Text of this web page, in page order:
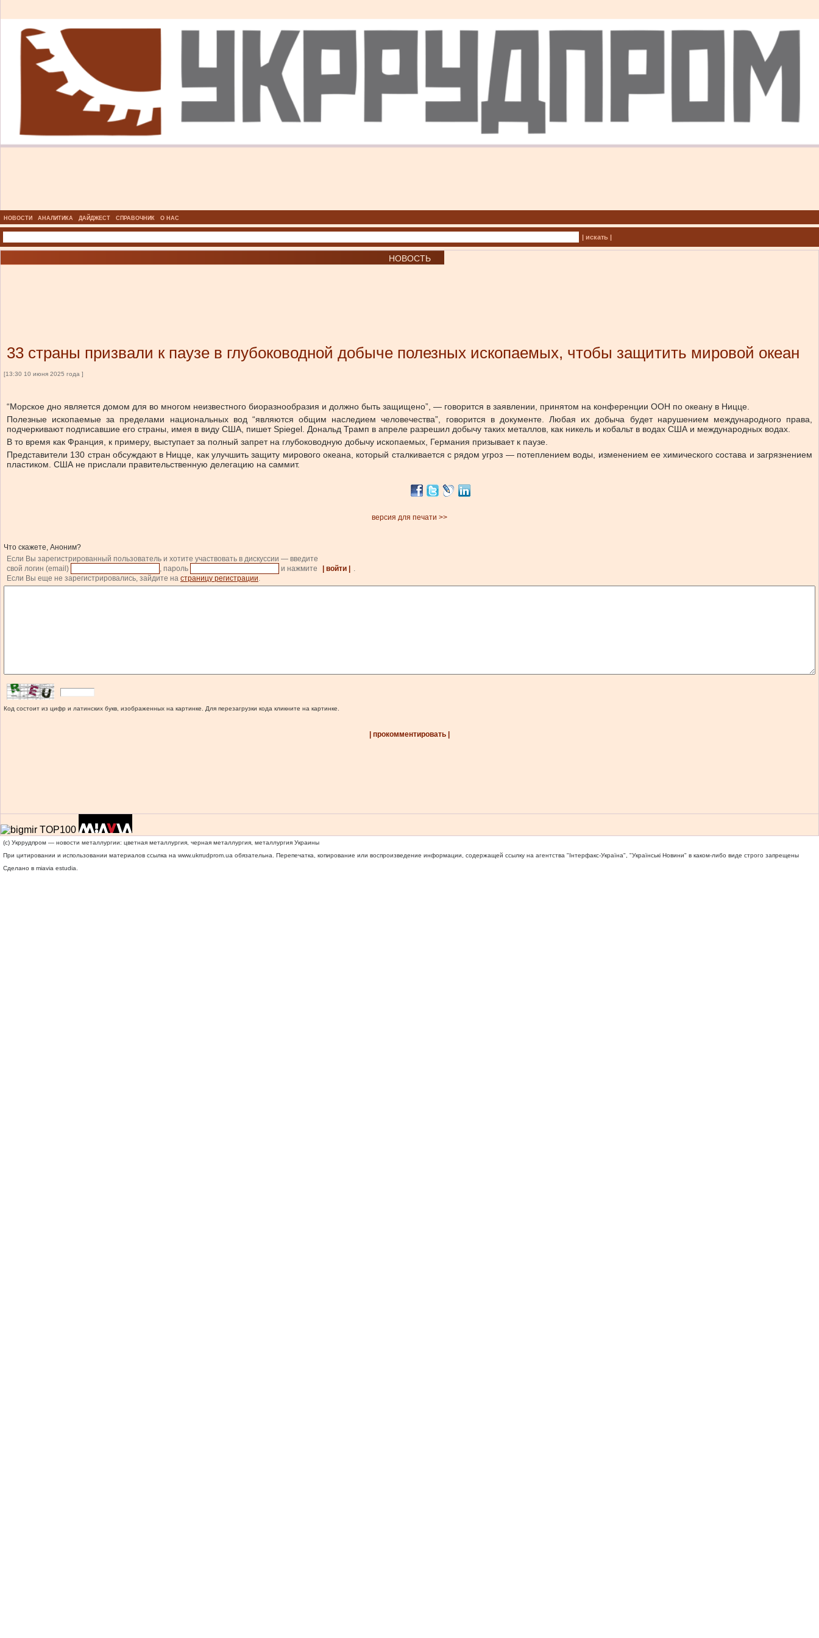
НОВОСТИ АНАЛИТИКА ДАЙДЖЕСТ СПРАВОЧНИК О НАС
| искать |
НОВОСТЬ
33 страны призвали к паузе в глубоководной добыче полезных ископаемых, чтобы защитить мировой океан
[13:30 10 июня 2025 года ]
“Морское дно является домом для во многом неизвестного биоразнообразия и должно быть защищено”, — говорится в заявлении, принятом на конференции ООН по океану в Ницце.
Полезные ископаемые за пределами национальных вод “являются общим наследием человечества”, говорится в документе. Любая их добыча будет нарушением международного права,
подчеркивают подписавшие его страны, имея в виду США, пишет Spiegel. Дональд Трамп в апреле разрешил добычу таких металлов, как никель и кобальт в водах США и международных водах.
В то время как Франция, к примеру, выступает за полный запрет на глубоководную добычу ископаемых, Германия призывает к паузе.
Представители 130 стран обсуждают в Ницце, как улучшить защиту мирового океана, который сталкивается с рядом угроз — потеплением воды, изменением ее химического состава и загрязнением
пластиком. США не прислали правительственную делегацию на саммит.
версия для печати >>
Что скажете, Аноним?
Если Вы зарегистрированный пользователь и хотите участвовать в дискуссии — введите
свой логин (email)
, пароль и нажмите | войти |
.
Если Вы еще не зарегистрировались, зайдите на страницу регистрации.
Код состоит из цифр и латинских букв, изображенных на картинке. Для перезагрузки кода кликните на картинке.
| прокомментировать |
(c) Укррудпром — новости металлургии: цветная металлургия, черная металлургия, металлургия Украины
При цитировании и использовании материалов ссылка на www.ukrrudprom.ua обязательна. Перепечатка, копирование или воспроизведение информации, содержащей ссылку на агентства "Iнтерфакс-Україна", "Українськi Новини" в каком-либо виде строго запрещены
Сделано в miavia estudia.